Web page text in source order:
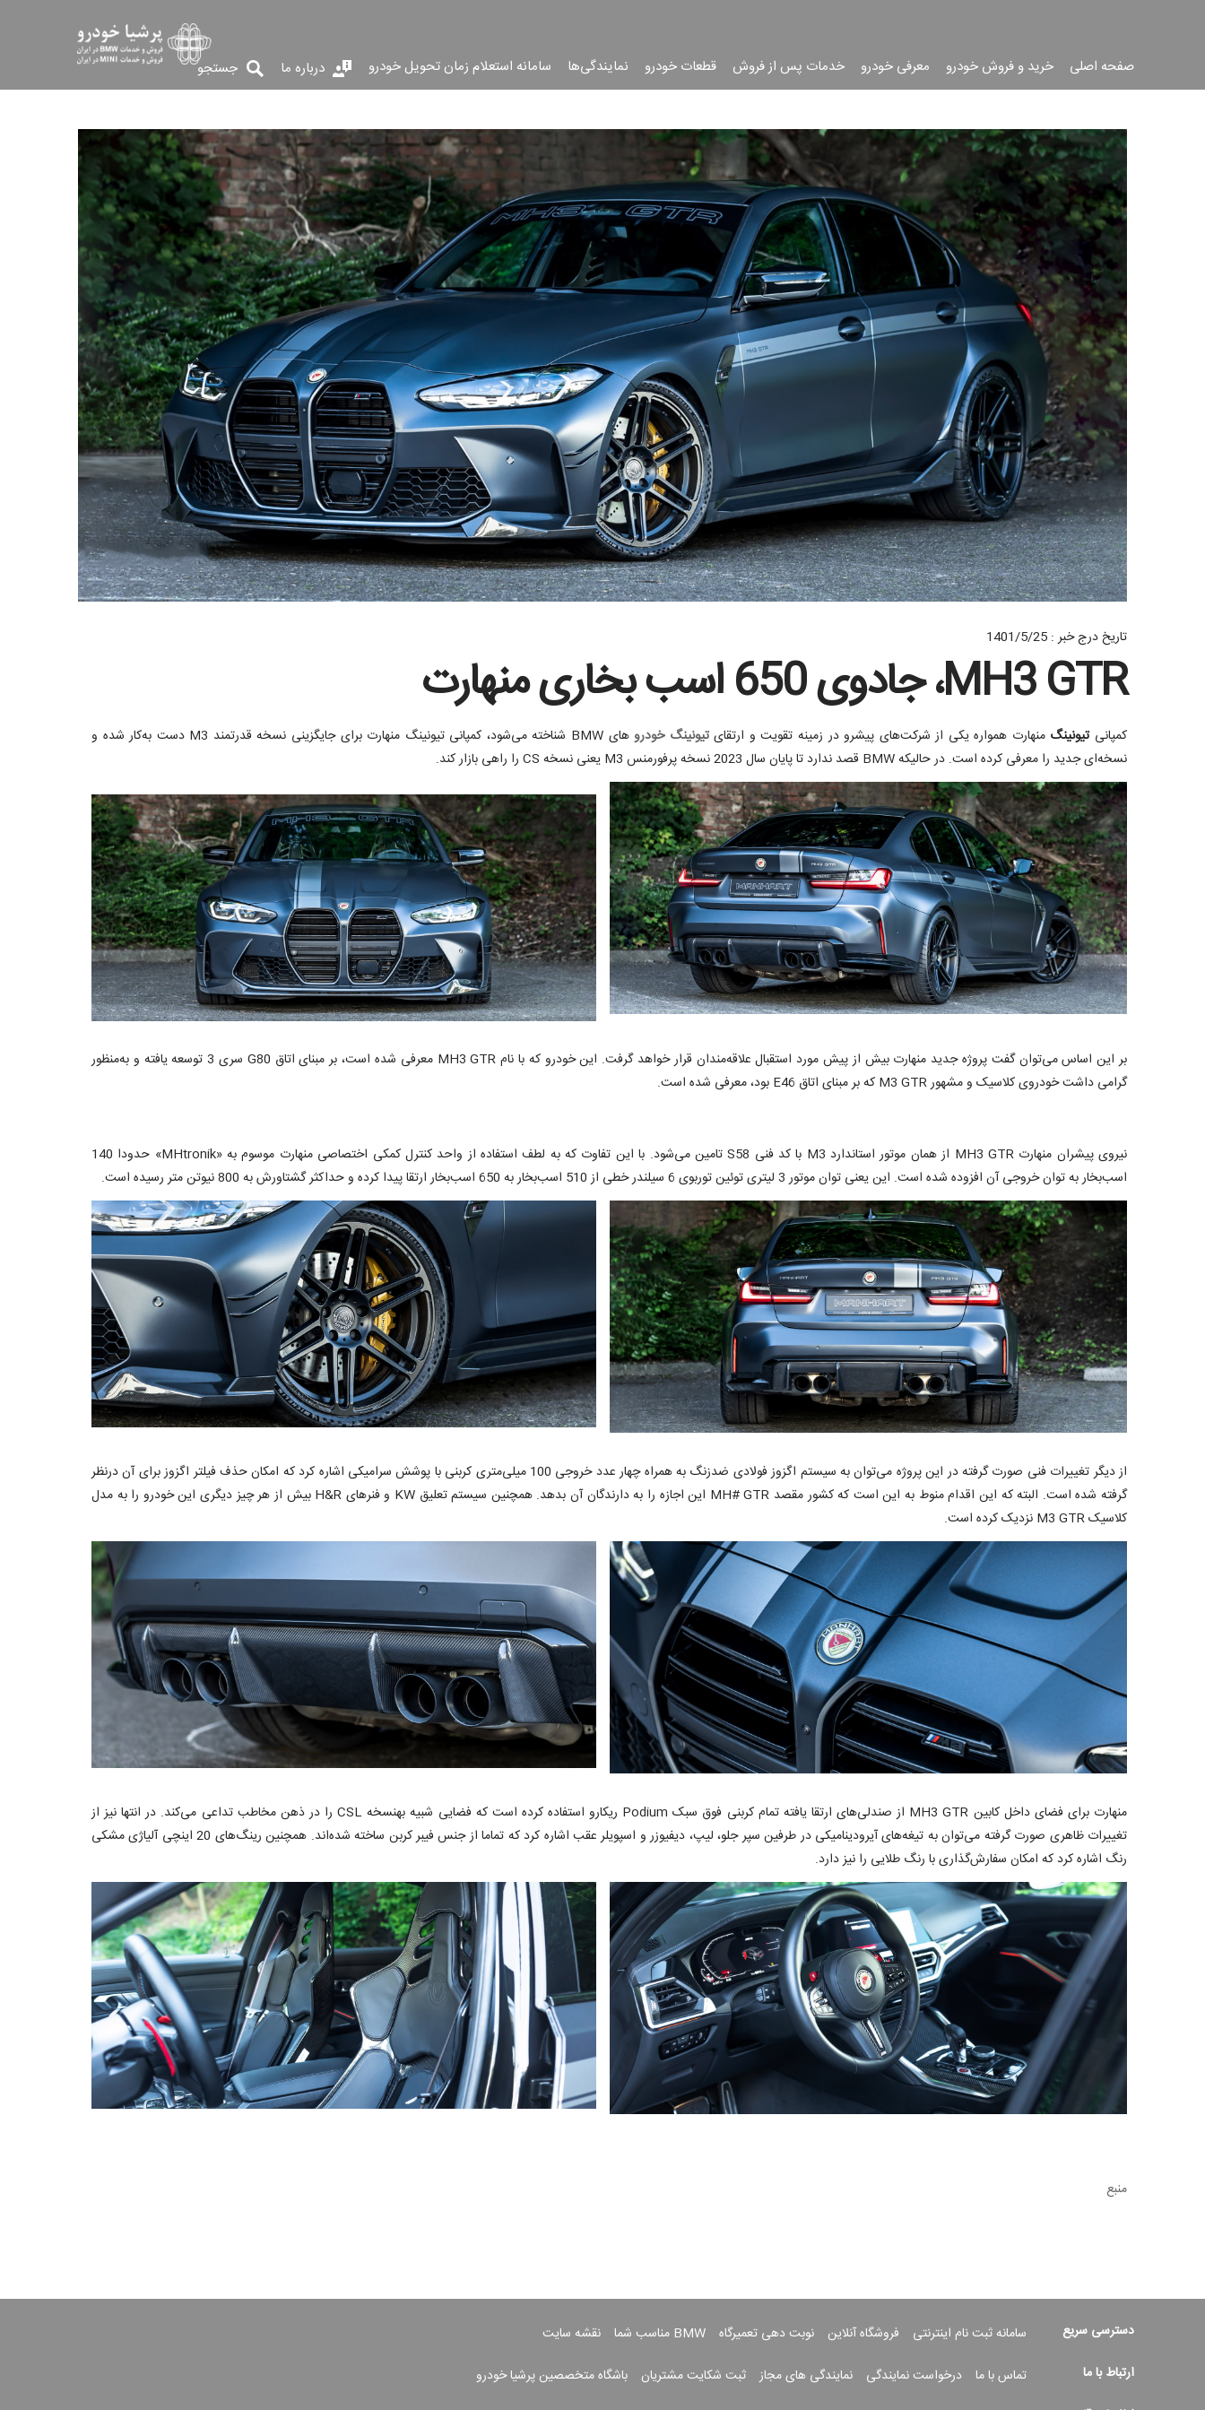
صفحه اصلی خرید و فروش خودرو معرفی خودرو خدمات پس از فروش قطعات خودرو نمایندگی‌ها سامانه استعلام زمان تحویل خودرو درباره ما جستجو
جست
جو
تاریخ درج خبر : 1401/5/25
MH3 GTR، جادوی 650 اسب بخاری منهارت
کمپانیتیونینگمنهارت همواره یکی از شرکت‌های پیشرو در زمینه تقویت و ارتقایتیونینگ خودرو
های BMW شناخته می‌شود، کمپانی تیونینگ منهارت برای جایگزینی نسخه قدرتمند M3 دست به‌کار شده و
نسخه‌ای جدید را معرفی کرده است. در حالیکه BMW قصد ندارد تا پایان سال 2023 نسخه پرفورمنس M3 یعنی نسخه CS را راهی بازار کند.
بر این اساس می‌توان گفت پروژه جدید منهارت بیش از پیش مورد استقبال علاقه‌مندان قرار خواهد گرفت. این خودرو که با نام MH3 GTR معرفی شده است، بر مبنای اتاق G80 سری 3 توسعه یافته و به‌منظور
گرامی داشت خودروی کلاسیک و مشهور M3 GTR که بر مبنای اتاق E46 بود، معرفی شده است.
نیروی پیشران منهارت MH3 GTR از همان موتور استاندارد M3 با کد فنی S58 تامین می‌شود. با این تفاوت که به لطف استفاده از واحد کنترل کمکی اختصاصی منهارت موسوم به «MHtronik» حدودا 140
اسب‌بخار به توان خروجی آن افزوده شده است. این یعنی توان موتور 3 لیتری توئین توربوی 6 سیلندر خطی از 510 اسب‌بخار به 650 اسب‌بخار ارتقا پیدا کرده و حداکثر گشتاورش به 800 نیوتن متر رسیده است.
از دیگر تغییرات فنی صورت گرفته در این پروژه می‌توان به سیستم اگزوز فولادی ضدزنگ به همراه چهار عدد خروجی 100 میلی‌متری کربنی با پوشش سرامیکی اشاره کرد که امکان حذف فیلتر اگزوز برای آن درنظر
گرفته شده است. البته که این اقدام منوط به این است که کشور مقصد MH# GTR این اجازه را به دارندگان آن بدهد. همچنین سیستم تعلیق KW و فنرهای H&R بیش از هر چیز دیگری این خودرو را به مدل
کلاسیک M3 GTR نزدیک کرده است.
منهارت برای فضای داخل کابین MH3 GTR از صندلی‌های ارتقا یافته تمام کربنی فوق سبک Podium ریکارو استفاده کرده است که فضایی شبیه بهنسخه CSL را در ذهن مخاطب تداعی می‌کند. در انتها نیز از
تغییرات ظاهری صورت گرفته می‌توان به تیغه‌های آیرودینامیکی در طرفین سپر جلو، لیپ، دیفیوزر و اسپویلر عقب اشاره کرد که تماما از جنس فیبر کربن ساخته شده‌اند. همچنین رینگ‌های 20 اینچی آلیاژی مشکی
رنگ اشاره کرد که امکان سفارش‌گذاری با رنگ طلایی را نیز دارد.
منبع
دسترسی سریع سامانه ثبت نام اینترنتی فروشگاه آنلاین نوبت دهی تعمیرگاه BMW مناسب شما
نقشه سایت
ارتباط با ما
تماس با ما درخواست نمایندگی نمایندگی های مجاز ثبت شکایت مشتریان
باشگاه متخصصین پرشیا خودرو